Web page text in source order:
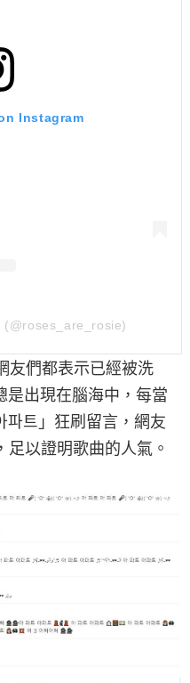
Instagram
(@roses_are_rosie)
友們都表示已經被洗
是出現在腦海中，每當
파트」狂刷留言，網友
以證明歌曲的人氣。